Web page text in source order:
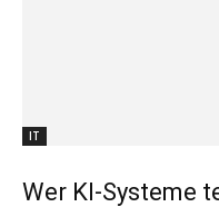
IT
Wer KI-Systeme